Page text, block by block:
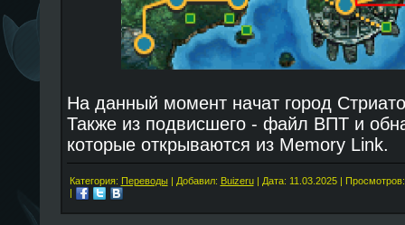
На данный момент начат город
Также из подвисшего - файл ВПТ и
которые открываются из Memory Link.
Категория: Переводы| Добавил: Buizeru| Дата: 11.03.2025|
|